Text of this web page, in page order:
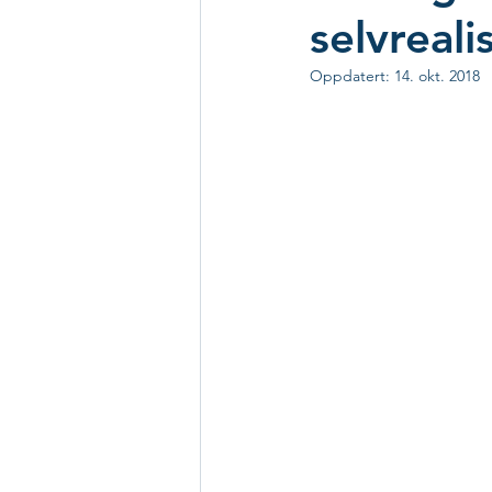
Oppdatert: 14. okt. 2018